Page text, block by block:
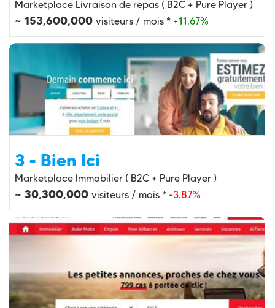
Marketplace Livraison de repas ( B2C + Pure Player )
~ 153,600,000 visiteurs / mois * +11.67%
3 - Bien Ici
Marketplace Immobilier ( B2C + Pure Player )
~ 30,300,000 visiteurs / mois * -3.87%